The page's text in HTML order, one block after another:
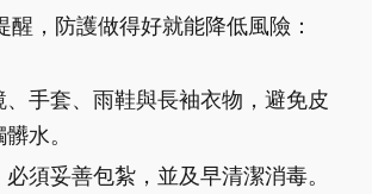
醒，防護做得好就能降低風險：
、手套、雨鞋與長袖衣物，避免皮
水。
須妥善包紮，並及早清潔消毒。